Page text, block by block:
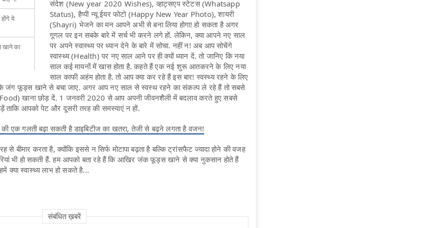
ये
का
संदेश (New year 2020 Wishes), व्हाट्सएप स्टेटस (Whatsapp
Status), हैप्पी न्यू ईयर फोटो (Happy New Year Photo), शायरी
(Shayri) भेजने का मन आपने अभी से बना लिया होगा! हो सकता है अगर
गूगल पर इन सबके बारे में सर्च भी करने लगे हों. लेकिन, क्या आपने नए साल
पर अपने स्वास्थ्य पर ध्यान देने के बारे में सोचा. नहीं न! अब आप सोचेंगे
स्वास्थ्य (Health) पर नए साल आने पर ही क्यों ध्यान दें. तो जानिए कि नया
साल कई मायनों में खास होता है. कहते हैं एक नई शुरू आतकरने के लिए नया
साल काफी अहंम होता है. तो आप क्या कर रहे हैं इस बार! स्वस्थ्य रहने के लिए
जंग फूड्स खाने से बचा जाए. अगर आप नए साल से स्वस्थ रहने का संकल्प ले रहे हैं तो सबसे
खाना छोड़ दें. 1 जनवरी 2020 से आप अपनी जीवनशैली में बदलाव करते हुए सबसे
ताकि आपको पेट और दूसरी तरह की समस्याएं न हों.
एक गलती बढ़ा सकती है डाइबिटीज का खतरा, तेजी से बढ़ने लगता है वजन!
बीमार करता है, क्योंकि इससे न सिर्फ मोटापा बढ़ता है बल्कि ट्रांसफैट ज्यादा होने की वजह
भी हो सकती हैं. हम आपको बता रहे हैं कि आखिर जंक फूड्स खाने से क्या नुकसान होते हैं
क्या स्वास्थ्य लाभ हो सकते है...
संबंधित ख़बरें